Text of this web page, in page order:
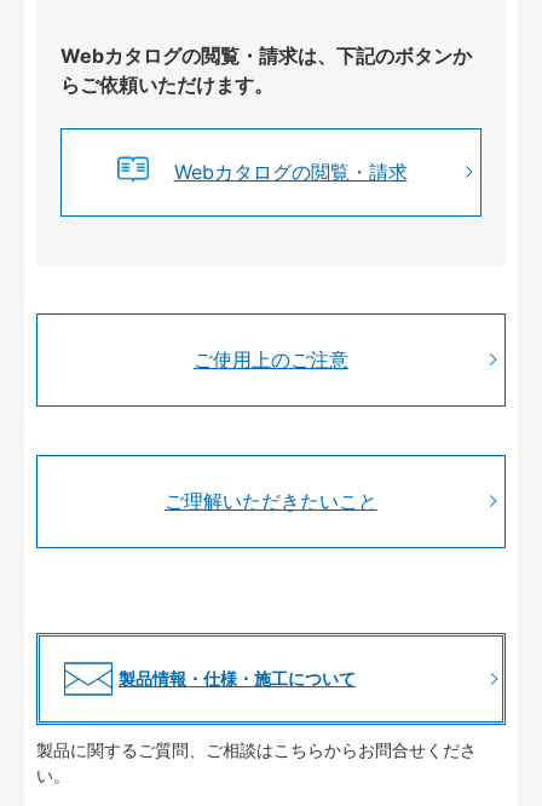
Webカタログの閲覧・請求は、下記のボタンか
らご依頼いただけます。
Webカタログの閲覧・請求
ご使用上のご注意
ご理解いただきたいこと
製品情報・仕様・施工について
製品に関するご質問、ご相談はこちらからお問合せくださ
い。